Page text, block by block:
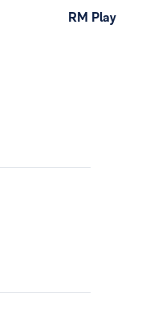
RM Play